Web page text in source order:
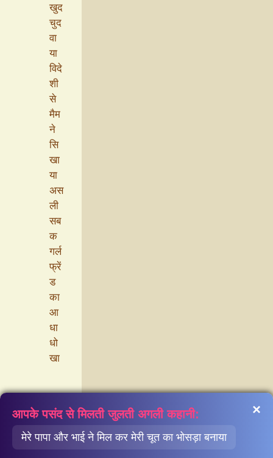
खुद
चुद
वा
या
विदे
शी
से
मैम
ने
सि
खा
या
अस
ली
सब
क
गर्ल
फ्रें
ड
का
आ
धा
धो
खा
कैटेगरी
×
आपके पसंद से मिलती जुलती अगली कहानी:
मेरे पापा और भाई ने मिल कर मेरी चूत का भोसड़ा बनाया